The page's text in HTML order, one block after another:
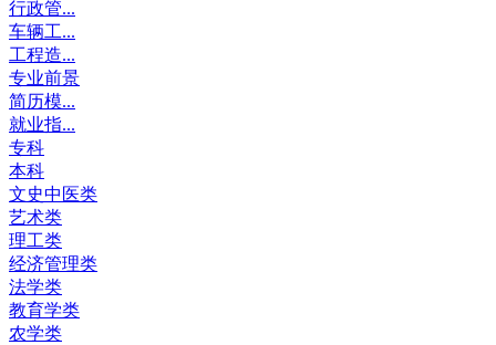
行政管...
车辆工...
工程造...
专业前景
简历模...
就业指...
专科
本科
文史中医类
艺术类
理工类
经济管理类
法学类
教育学类
农学类